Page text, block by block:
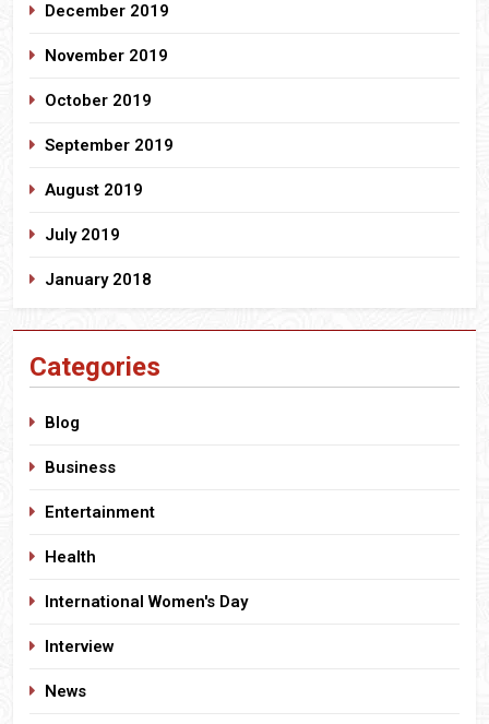
December 2019
November 2019
October 2019
September 2019
August 2019
July 2019
January 2018
Categories
Blog
Business
Entertainment
Health
International Women's Day
Interview
News